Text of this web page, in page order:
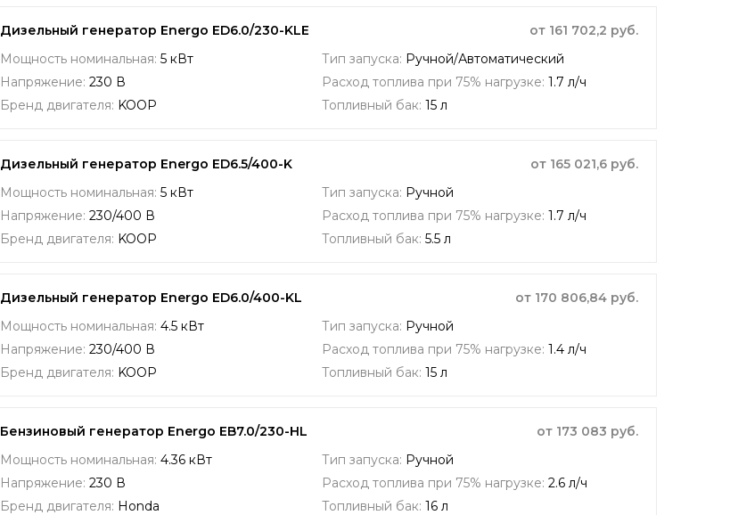
Дизельный генератор Energo ED6.0/230-KLE
от 161 702,2 руб.
Мощность номинальная: 5 кВт Тип запуска: Ручной/Автоматический
Напряжение: 230 В Расход топлива при 75% нагрузке: 1.7 л/ч
Бренд двигателя: KOOP Топливный бак: 15 л
Дизельный генератор Energo ED6.5/400-K
от 165 021,6 руб.
Мощность номинальная: 5 кВт Тип запуска: Ручной
Напряжение: 230/400 В Расход топлива при 75% нагрузке: 1.7 л/ч
Бренд двигателя: KOOP Топливный бак: 5.5 л
Дизельный генератор Energo ED6.0/400-KL
от 170 806,84 руб.
Мощность номинальная: 4.5 кВт Тип запуска: Ручной
Напряжение: 230/400 В Расход топлива при 75% нагрузке: 1.4 л/ч
Бренд двигателя: KOOP Топливный бак: 15 л
Бензиновый генератор Energo EB7.0/230-HL
от 173 083 руб.
Мощность номинальная: 4.36 кВт Тип запуска: Ручной
Напряжение: 230 В Расход топлива при 75% нагрузке: 2.6 л/ч
Бренд двигателя: Honda Топливный бак: 16 л